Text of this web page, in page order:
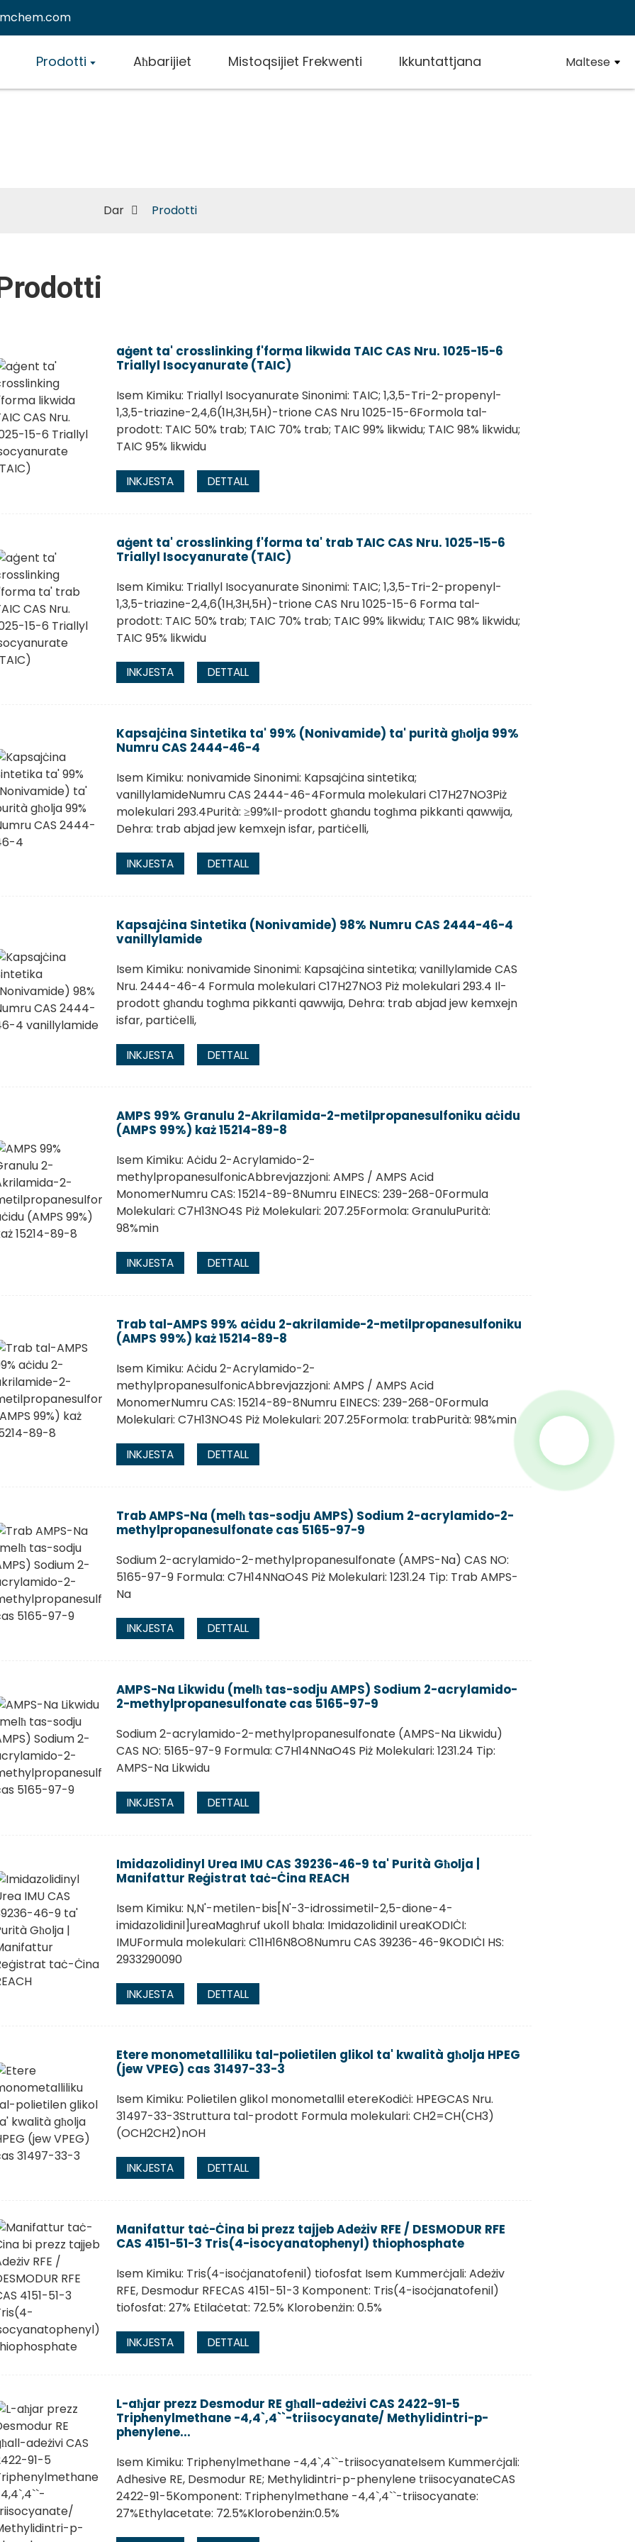
Prodotti Aħbarijiet Mistoqsijiet Frekwenti Ikkuntattjana Maltese
Dar Prodotti
aġent ta' crosslinking f'forma likwida TAIC CAS Nru. 1025-15-6
Triallyl Isocyanurate (TAIC)
Isem Kimiku: Triallyl Isocyanurate Sinonimi: TAIC; 1,3,5-Tri-2-propenyl-
1,3,5-triazine-2,4,6(1H,3H,5H)-trione CAS Nru 1025-15-6Formola tal-
prodott: TAIC 50% trab; TAIC 70% trab; TAIC 99% likwidu; TAIC 98% likwidu;
TAIC 95% likwidu
INKJESTA DETTALL
aġent ta' crosslinking f'forma ta' trab TAIC CAS Nru. 1025-15-6
Triallyl Isocyanurate (TAIC)
Isem Kimiku: Triallyl Isocyanurate Sinonimi: TAIC; 1,3,5-Tri-2-propenyl-
1,3,5-triazine-2,4,6(1H,3H,5H)-trione CAS Nru 1025-15-6 Forma tal-
prodott: TAIC 50% trab; TAIC 70% trab; TAIC 99% likwidu; TAIC 98% likwidu;
TAIC 95% likwidu
INKJESTA DETTALL
Kapsajċina Sintetika ta' 99% (Nonivamide) ta' purità għolja 99%
Numru CAS 2444-46-4
Isem Kimiku: nonivamide Sinonimi: Kapsajċina sintetika;
vanillylamideNumru CAS 2444-46-4Formula molekulari C17H27NO3Piż
molekulari 293.4Purità: ≥99%Il-prodott għandu togħma pikkanti qawwija,
Dehra: trab abjad jew kemxejn isfar, partiċelli,
INKJESTA DETTALL
Kapsajċina Sintetika (Nonivamide) 98% Numru CAS 2444-46-4
vanillylamide
Isem Kimiku: nonivamide Sinonimi: Kapsajċina sintetika; vanillylamide CAS
Nru. 2444-46-4 Formula molekulari C17H27NO3 Piż molekulari 293.4 Il-
prodott għandu togħma pikkanti qawwija, Dehra: trab abjad jew kemxejn
isfar, partiċelli,
INKJESTA DETTALL
AMPS 99% Granulu 2-Akrilamida-2-metilpropanesulfoniku aċidu
(AMPS 99%) każ 15214-89-8
Isem Kimiku: Aċidu 2-Acrylamido-2-
methylpropanesulfonicAbbrevjazzjoni: AMPS / AMPS Acid
MonomerNumru CAS: 15214-89-8Numru EINECS: 239-268-0Formula
Molekulari: C7H13NO4S Piż Molekulari: 207.25Formola: GranuluPurità:
98%min
INKJESTA DETTALL
Trab tal-AMPS 99% aċidu 2-akrilamide-2-metilpropanesulfoniku
(AMPS 99%) każ 15214-89-8
Isem Kimiku: Aċidu 2-Acrylamido-2-
methylpropanesulfonicAbbrevjazzjoni: AMPS / AMPS Acid
MonomerNumru CAS: 15214-89-8Numru EINECS: 239-268-0Formula
Molekulari: C7H13NO4S Piż Molekulari: 207.25Formola: trabPurità: 98%min
INKJESTA DETTALL
Trab AMPS-Na (melħ tas-sodju AMPS) Sodium 2-acrylamido-2-
methylpropanesulfonate cas 5165-97-9
Sodium 2-acrylamido-2-methylpropanesulfonate (AMPS-Na) CAS NO:
5165-97-9 Formula: C7H14NNaO4S Piż Molekulari: 1231.24 Tip: Trab AMPS-
Na
INKJESTA DETTALL
AMPS-Na Likwidu (melħ tas-sodju AMPS) Sodium 2-acrylamido-
2-methylpropanesulfonate cas 5165-97-9
Sodium 2-acrylamido-2-methylpropanesulfonate (AMPS-Na Likwidu)
CAS NO: 5165-97-9 Formula: C7H14NNaO4S Piż Molekulari: 1231.24 Tip:
AMPS-Na Likwidu
INKJESTA DETTALL
Imidazolidinyl Urea IMU CAS 39236-46-9 ta' Purità Għolja |
Manifattur Reġistrat taċ-Ċina REACH
Isem Kimiku: N,N'-metilen-bis[N'-3-idrossimetil-2,5-dione-4-
imidazolidinil]ureaMagħruf ukoll bħala: Imidazolidinil ureaKODIĊI:
IMUFormula molekulari: C11H16N8O8Numru CAS 39236-46-9KODIĊI HS:
2933290090
INKJESTA DETTALL
Etere monometalliliku tal-polietilen glikol ta' kwalità għolja HPEG
(jew VPEG) cas 31497-33-3
Isem Kimiku: Polietilen glikol monometallil etereKodiċi: HPEGCAS Nru.
31497-33-3Struttura tal-prodott Formula molekulari: CH2=CH(CH3)
(OCH2CH2)nOH
INKJESTA DETTALL
Manifattur taċ-Ċina bi prezz tajjeb Adeżiv RFE / DESMODUR RFE
CAS 4151-51-3 Tris(4-isocyanatophenyl) thiophosphate
Isem Kimiku: Tris(4-isoċjanatofenil) tiofosfat Isem Kummerċjali: Adeżiv
RFE, Desmodur RFECAS 4151-51-3 Komponent: Tris(4-isoċjanatofenil)
tiofosfat: 27% Etilaċetat: 72.5% Klorobenżin: 0.5%
INKJESTA DETTALL
L-aħjar prezz Desmodur RE għall-adeżivi CAS 2422-91-5
Triphenylmethane -4,4`,4``-triisocyanate/ Methylidintri-p-
phenylene...
Isem Kimiku: Triphenylmethane -4,4`,4``-triisocyanateIsem Kummerċjali:
Adhesive RE, Desmodur RE; Methylidintri-p-phenylene triisocyanateCAS
2422-91-5Komponent: Triphenylmethane -4,4`,4``-triisocyanate:
27%Ethylacetate: 72.5%Klorobenżin:0.5%